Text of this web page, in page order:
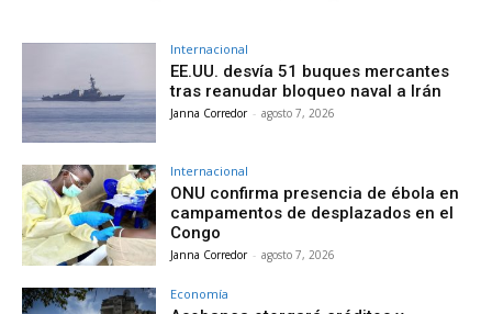
Internacional
EE.UU. desvía 51 buques mercantes
tras reanudar bloqueo naval a Irán
Janna Corredor - agosto 7, 2026
Internacional
ONU confirma presencia de ébola en
campamentos de desplazados en el
Congo
Janna Corredor - agosto 7, 2026
Economía